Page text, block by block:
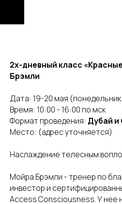
2х-дневный класс
Брэмли
Дата: 19-20 мая
Время: 10:00 - 16:00 по мск
Формат проведения: Дубай
Место: (адрес уточняется)
Наслаждение телесным
Мойра Брэмли - тренер по
инвестор и
Access Consciousness. У нее